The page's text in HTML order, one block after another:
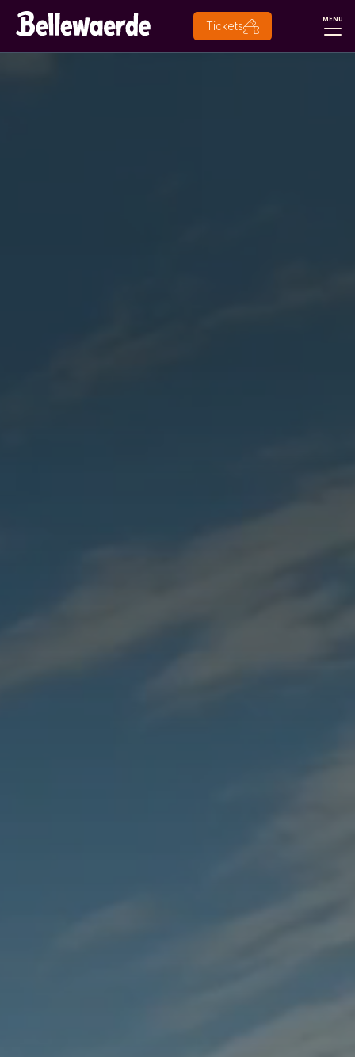
Tickets MENU